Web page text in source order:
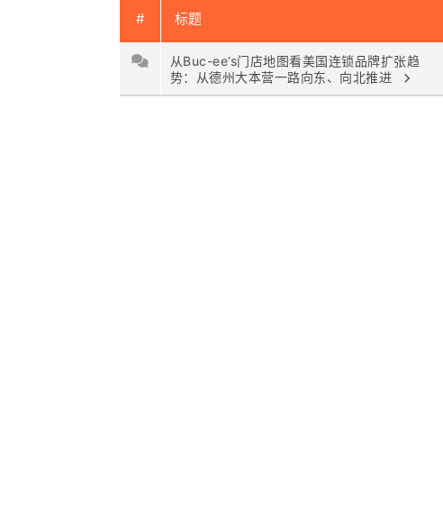
# 标题
从Buc-ee’s门店地图看美国连锁品牌扩张趋
势：从德州大本营一路向东、向北推进